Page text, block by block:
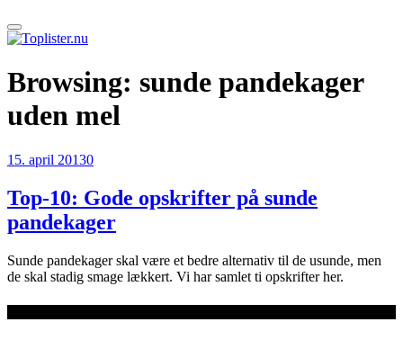
Browsing: sunde pandekager
uden mel
15. april 20130
Top-10: Gode opskrifter på sunde
pandekager
Sunde pandekager skal være et bedre alternativ til de usunde, men
de skal stadig smage lækkert. Vi har samlet ti opskrifter her.